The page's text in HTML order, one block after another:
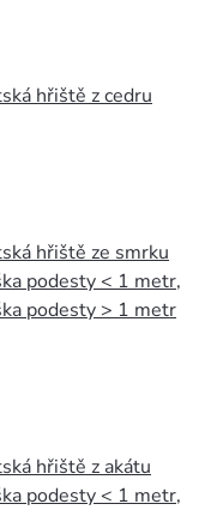
hřiště z cedru
hřiště ze smrku
podesty < 1 metr,
podesty > 1 metr
hřiště z akátu
podesty < 1 metr,